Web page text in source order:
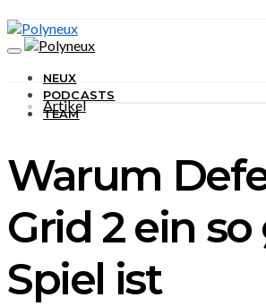
NEUX
PODCASTS
TEAM
Artikel
Warum
Grid 2 ein
Spiel ist